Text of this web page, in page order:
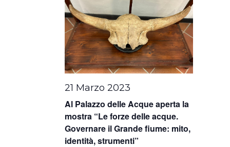
Al Palazzo delle Acque aperta la
mostra “Le forze delle acque.
Governare il Grande fiume: mito,
identità, strumenti”
21 Marzo 2023